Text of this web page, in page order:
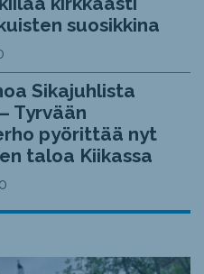
suosikkina
Sikajuhlista
Tyrvään
pyörittää nyt
taloa Kiikassa